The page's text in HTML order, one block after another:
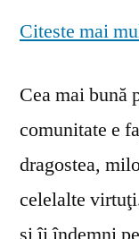
Citeste mai
Cea mai bună
comunitate e
dragostea,
celelalte